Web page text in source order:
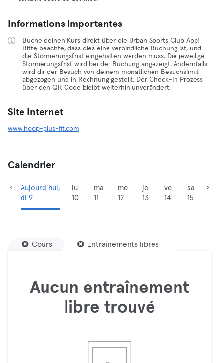
Informations importantes
Buche deinen Kurs direkt über die Urban Sports Club App!
Bitte beachte, dass dies eine verbindliche Buchung ist, und
die Stornierungsfrist eingehalten werden muss. Die jeweilige
Stornierungsfrist wird bei der Buchung angezeigt. Andernfalls
wird dir der Besuch von deinem monatlichen Besuchslimit
abgezogen und in Rechnung gestellt. Der Check-In Prozess
über den QR Code bleibt weiterhin unverändert.
Site Internet
www.hoop-plus-fit.com
Calendrier
Aujourd’hui,
di 9
lu
10
ma
11
me
12
je
13
ve
14
sa
15
Cours Entraînements libres
Aucun entraînement
libre trouvé